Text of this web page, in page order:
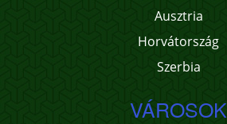
Ausztria
Horvátország
Szerbia
VÁROSOK